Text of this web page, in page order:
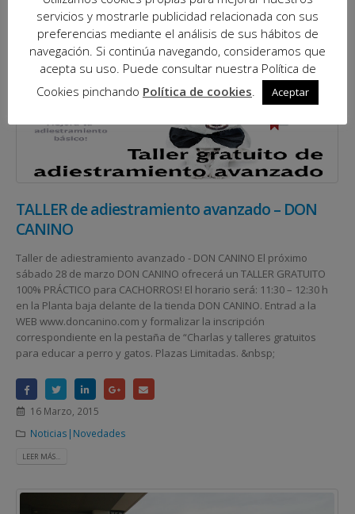
TALLER de adiestramiento avanzado – DON
CANINO
Taller de adiestramiento avanzado - DON CANINO El próximo
sábado 28 de marzo DON CANINO ofrecerá un TALLER GRATUITO
100% PRÁCTICO para CACHORROS! El horario será: 11:30 – 12:30 h
en la Planta baja delante de la tienda DON CANINO. Entrad a la
WEB www.doncanino.com y formalizar la inscripción
correspondiente en la pestaña de “Charlas y talleres gratuitos
para educar a perro y gatos. Plazas Limitadas. &nbsp;
16 Marzo, 2015
Noticias|Novedades
LEER MÁS...
servicios y mostrarle publicidad relacionada con sus
preferencias mediante el análisis de sus hábitos de
navegación. Si continúa navegando, consideramos que
acepta su uso. Puede consultar nuestra Política de
Cookies pinchando Política de cookies Aceptar